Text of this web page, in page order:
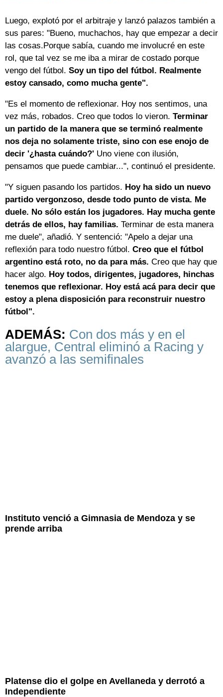
Luego, explotó por el arbitraje y lanzó palazos también a
sus pares: "Bueno, muchachos, hay que empezar a decir
las cosas.Porque sabía, cuando me involucré en este
rol, que tal vez se me iba a mirar de costado porque
vengo del fútbol. Soy un tipo del fútbol. Realmente
estoy cansado, como mucha gente".
"Es el momento de reflexionar. Hoy nos sentimos, una
vez más, robados. Creo que todos lo vieron. Terminar
un partido de la manera que se terminó realmente
nos deja no solamente triste, sino con ese enojo de
decir '¿hasta cuándo?' Uno viene con ilusión,
pensamos que puede cambiar...", continuó el presidente.
"Y siguen pasando los partidos. Hoy ha sido un nuevo
partido vergonzoso, desde todo punto de vista. Me
duele. No sólo están los jugadores. Hay mucha gente
detrás de ellos, hay familias. Terminar de esta manera
me duele", añadió. Y sentenció: "Apelo a dejar una
reflexión para todo nuestro fútbol. Creo que el fútbol
argentino está roto, no da para más. Creo que hay que
hacer algo. Hoy todos, dirigentes, jugadores, hinchas
tenemos que reflexionar. Hoy está acá para decir que
estoy a plena disposición para reconstruir nuestro
fútbol".
ADEMÁS: Con dos más y en el
alargue, Central eliminó a Racing y
avanzó a las semifinales
Instituto venció a Gimnasia de Mendoza y se
prende arriba
Platense dio el golpe en Avellaneda y derrotó a
Independiente